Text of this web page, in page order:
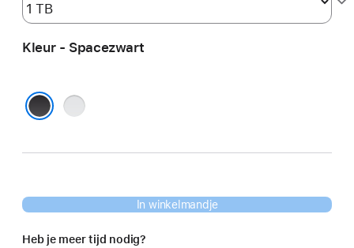
Kleur - Spacezwart
Zilver
In winkelmandje
Heb je meer tijd nodig?